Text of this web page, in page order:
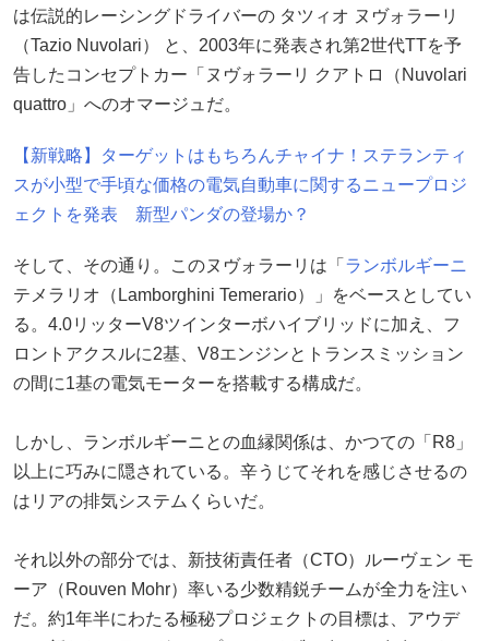
は伝説的レーシングドライバーの タツィオ ヌヴォラーリ
（Tazio Nuvolari） と、2003年に発表され第2世代TTを予
告したコンセプトカー「ヌヴォラーリ クアトロ（Nuvolari
quattro」へのオマージュだ。
【新戦略】ターゲットはもちろんチャイナ！ステランティ
スが小型で手頃な価格の電気自動車に関するニュープロジ
ェクトを発表 新型パンダの登場か？
そして、その通り。このヌヴォラーリは「 ランボルギーニ
テメラリオ（Lamborghini Temerario）」をベースとしてい
る。4.0リッターV8ツインターボハイブリッドに加え、フ
ロントアクスルに2基、V8エンジンとトランスミッション
の間に1基の電気モーターを搭載する構成だ。
しかし、ランボルギーニとの血縁関係は、かつての「R8」
以上に巧みに隠されている。辛うじてそれを感じさせるの
はリアの排気システムくらいだ。
それ以外の部分では、新技術責任者（CTO）ルーヴェン モ
ーア（Rouven Mohr）率いる少数精鋭チームが全力を注い
だ。約1年半にわたる極秘プロジェクトの目標は、アウデ